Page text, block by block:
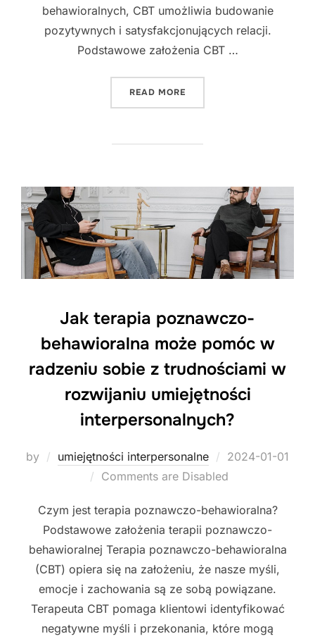
behawioralnych, CBT umożliwia budowanie
pozytywnych i satysfakcjonujących relacji.
Podstawowe założenia CBT …
READ MORE
Jak terapia poznawczo-
behawioralna może pomóc w
radzeniu sobie z trudnościami w
rozwijaniu umiejętności
interpersonalnych?
by umiejętności interpersonalne
Posted
on
2024-01-01
Comments are Disabled
Czym jest terapia poznawczo-behawioralna?
Podstawowe założenia terapii poznawczo-
behawioralnej Terapia poznawczo-behawioralna
(CBT) opiera się na założeniu, że nasze myśli,
emocje i zachowania są ze sobą powiązane.
Terapeuta CBT pomaga klientowi identyfikować
negatywne myśli i przekonania, które mogą